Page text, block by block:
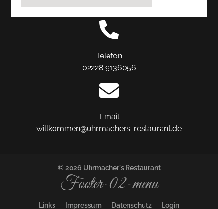
53424 Remagen Oberwinter
Telefon
02228 9136056
Email
willkommen@uhrmachers-restaurant.de
© 2026 Uhrmacher's Restaurant
Footer-02-menu
Links Impressum Datenschutz Login